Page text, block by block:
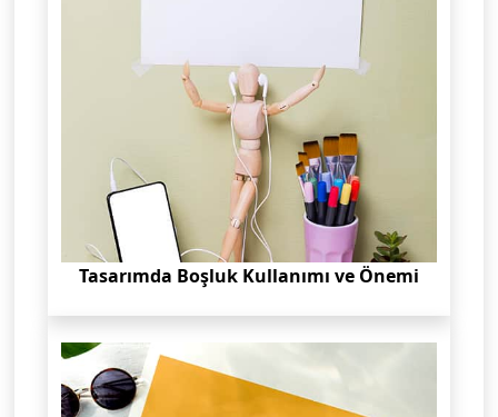
Tasarımda Boşluk Kullanımı ve Önemi